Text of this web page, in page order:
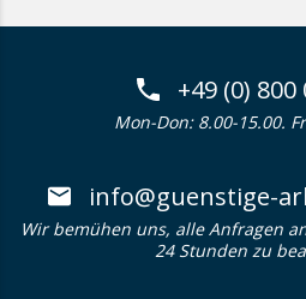
+49 (0) 800
Mon-Don: 8.00-15.00.
info@guenstige-
Wir bemühen uns, alle Anfragen
24 Stunden zu